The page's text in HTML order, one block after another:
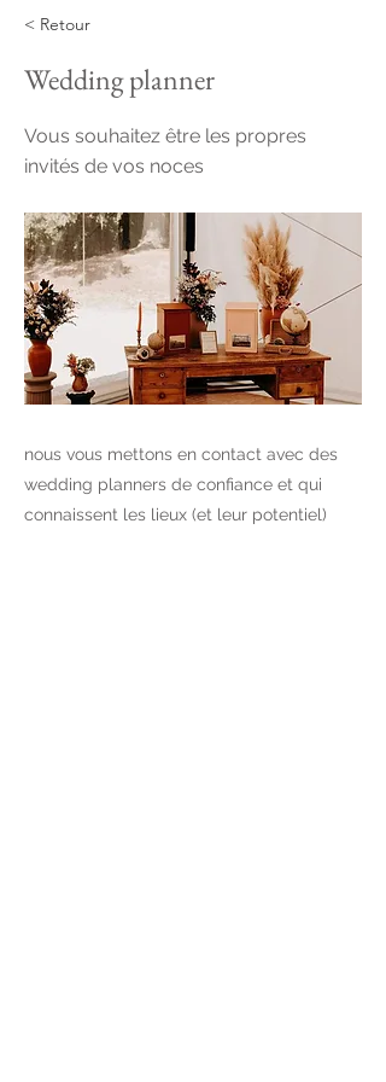
< Retour
Wedding planner
Vous souhaitez être les propres
invités de vos noces
nous vous mettons en contact avec des
wedding planners de confiance et qui
connaissent les lieux (et leur potentiel)